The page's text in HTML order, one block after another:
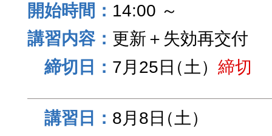
14:00 ～
更新＋失効再交付
7月25日（土） 締切
8月8日（土）